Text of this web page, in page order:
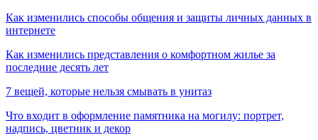
Как изменились способы общения и защиты личных данных в
интернете
Как изменились представления о комфортном жилье за
последние десять лет
7 вещей, которые нельзя смывать в унитаз
Что входит в оформление памятника на могилу: портрет,
надпись, цветник и декор